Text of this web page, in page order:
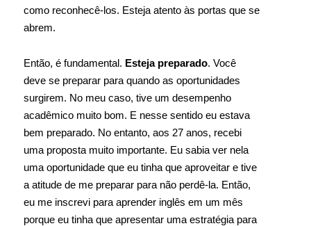
como reconhecê-los. Esteja atento às portas que se
abrem.
Então, é fundamental. Esteja preparado. Você
deve se preparar para quando as oportunidades
surgirem. No meu caso, tive um desempenho
acadêmico muito bom. E nesse sentido eu estava
bem preparado. No entanto, aos 27 anos, recebi
uma proposta muito importante. Eu sabia ver nela
uma oportunidade que eu tinha que aproveitar e tive
a atitude de me preparar para não perdê-la. Então,
eu me inscrevi para aprender inglês em um mês
porque eu tinha que apresentar uma estratégia para